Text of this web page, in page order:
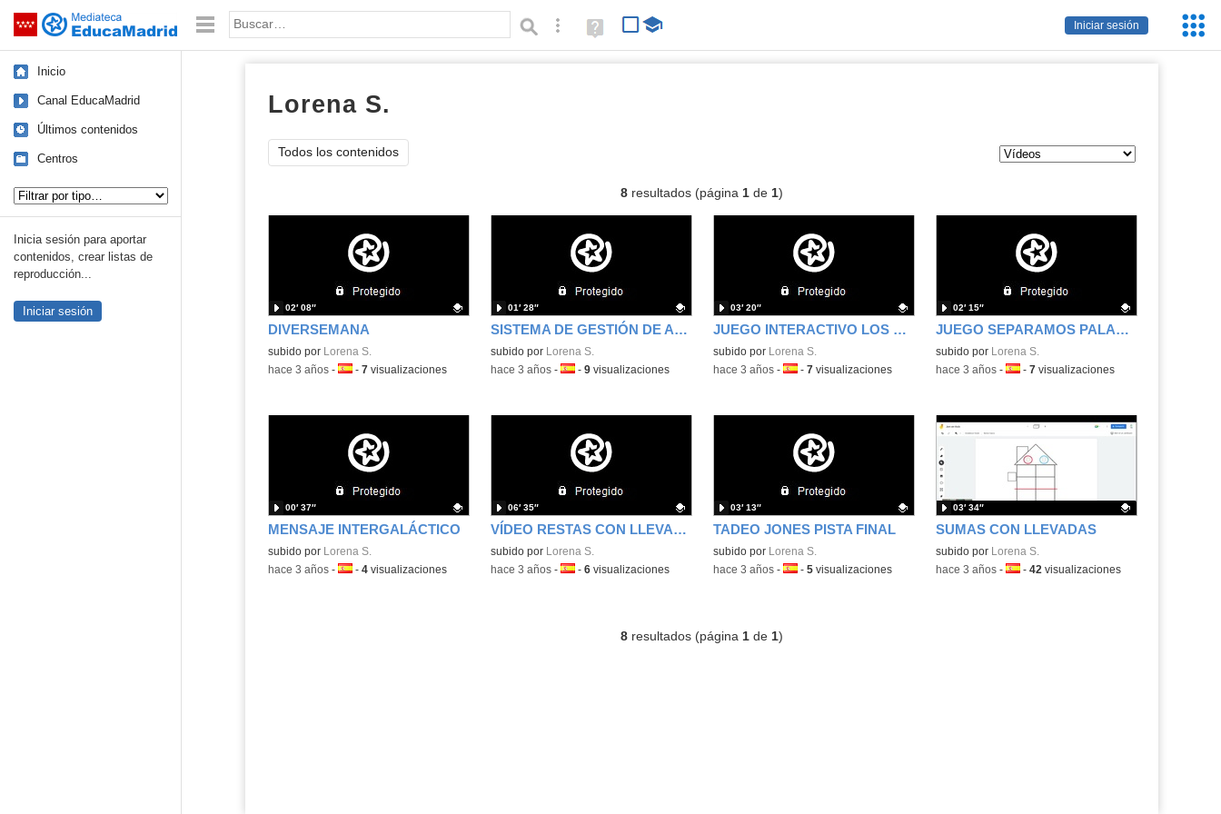
Saltar navegación
Iniciar sesión
Palabra o frase: Búsqueda avanzada
Ayuda
(en
Inicio
Canal EducaMadrid
Últimos contenidos
Centros
Inicia sesión para aportar
contenidos, crear listas de
reproducción...
Iniciar sesión
Lorena S.
Todos los contenidos
8resultados (página 1de 1)
DIVERSEMANA
Contenido educativo.
subido por Lorena S.
02′ 08″
-hace 3 años- Idioma:
- 7visualizaciones
SISTEMA DE GESTIÓN DE APRENDIZAJE CLASSROOM
Contenido educativo.
subido por Lorena S.
01′ 28″
-hace 3 años- Idioma:
- 9visualizaciones
JUEGO INTERACTIVO LOS DINOSAURIOS
Contenido educativo.
subido por Lorena S.
03′ 20″
-hace 3 años- Idioma:
- 7visualizaciones
JUEGO SEPARAMOS PALABRAS
Contenido educativo.
subido por Lorena S.
02′ 15″
-hace 3 años- Idioma:
- 7visualizaciones
MENSAJE INTERGALÁCTICO
Contenido educativo.
subido por Lorena S.
00′ 37″
-hace 3 años- Idioma:
- 4visualizaciones
VÍDEO RESTAS CON LLEVADAS
Contenido educativo.
subido por Lorena S.
06′ 35″
-hace 3 años- Idioma:
- 6visualizaciones
TADEO JONES PISTA FINAL
Contenido educativo.
subido por Lorena S.
03′ 13″
-hace 3 años- Idioma:
- 5visualizaciones
SUMAS CON LLEVADAS
Contenido educativo.
subido por Lorena S.
03′ 34″
-hace 3 años- Idioma:
- 42 visualizaciones
8resultados (página 1de 1)